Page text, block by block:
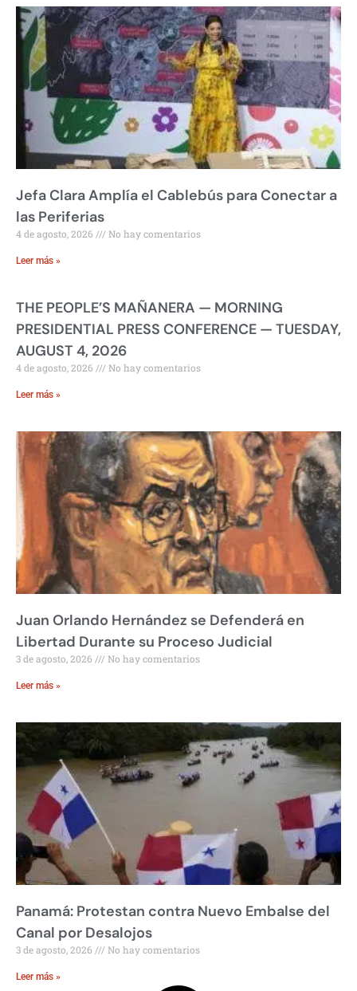
Jefa Clara Amplía el Cablebús para Conectar a
las Periferias
4 de agosto, 2026 No hay comentarios
Leer más »
THE PEOPLE’S MAÑANERA — MORNING
PRESIDENTIAL PRESS CONFERENCE — TUESDAY,
AUGUST 4, 2026
4 de agosto, 2026 No hay comentarios
Leer más »
Juan Orlando Hernández se Defenderá en
Libertad Durante su Proceso Judicial
3 de agosto, 2026 No hay comentarios
Leer más »
Panamá: Protestan contra Nuevo Embalse del
Canal por Desalojos
3 de agosto, 2026 No hay comentarios
Leer más »